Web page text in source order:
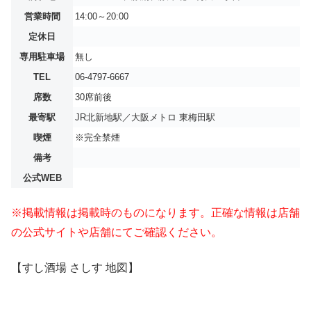
営業時間
14:00～20:00
定休日
専用駐車場
無し
TEL
06-4797-6667
席数
30席前後
最寄駅
JR北新地駅／大阪メトロ 東梅田駅
喫煙
※完全禁煙
備考
公式WEB
※掲載情報は掲載時のものになります。正確な情報は店舗
の公式サイトや店舗にてご確認ください。
【すし酒場 さしす 地図】